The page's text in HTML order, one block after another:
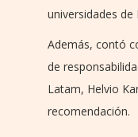
universidades de
Además, contó
de
Latam, Helvio
recomendación.